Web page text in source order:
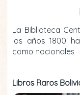
La Biblioteca
los años 1800
como nacionales
Libros Raros